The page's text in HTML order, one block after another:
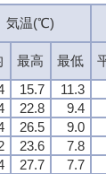
気温(℃)
最高 最低
15.7
11.3
22.8
9.4
26.5
9.0
23.6
7.8
27.7
7.7
気温(℃)
最高 最低
15.7
11.3
22.8
9.4
26.5
9.0
23.6
7.8
27.7
7.7
気温(℃)
最高 最低
15.7
11.3
22.8
9.4
26.5
9.0
23.6
7.8
27.7
7.7
気温(℃)
最高 最低
15.7
11.3
22.8
9.4
26.5
9.0
23.6
7.8
27.7
7.7